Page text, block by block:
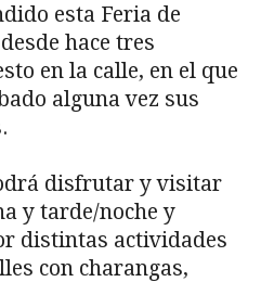
esta Feria de
hace tres
en la calle, en el que
alguna vez sus
disfrutar y visitar
y tarde/noche y
distintas actividades
con charangas,